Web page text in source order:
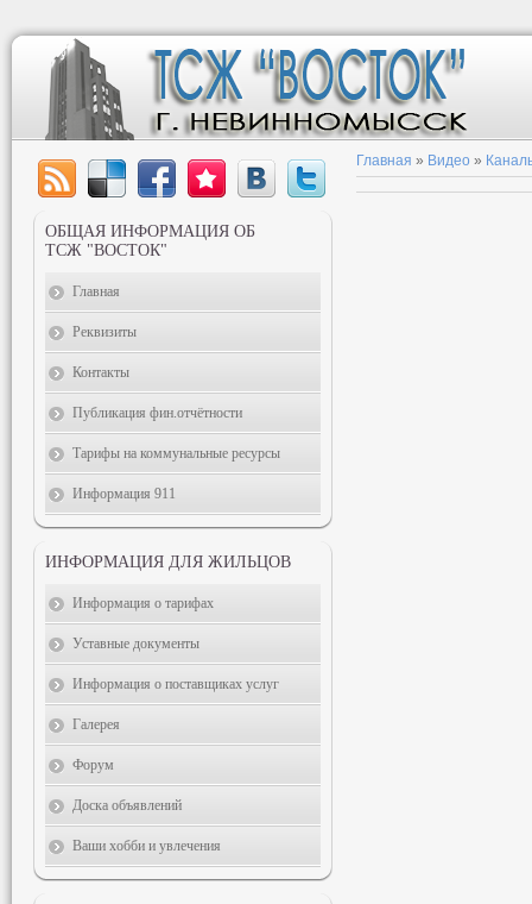
Главная » Видео »
ОБЩАЯ ИНФОРМАЦИЯ ОБ
ТСЖ "ВОСТОК"
Главная
Реквизиты
Контакты
Публикация фин.отчётности
Тарифы на коммунальные ресурсы
Информация 911
ИНФОРМАЦИЯ ДЛЯ ЖИЛЬЦОВ
Информация о тарифах
Уставные документы
Информация о поставщиках услуг
Галерея
Форум
Доска объявлений
Ваши хобби и увлечения